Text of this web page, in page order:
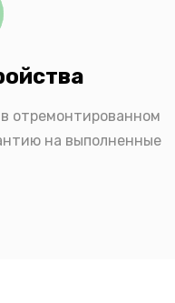
отремонтированном
на выполненные